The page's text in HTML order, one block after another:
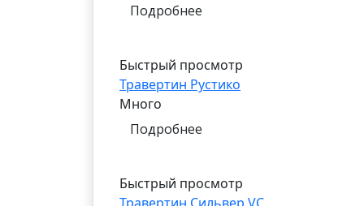
Подробнее
Быстрый просмотр
Травертин Рустико
Много
Подробнее
Быстрый просмотр